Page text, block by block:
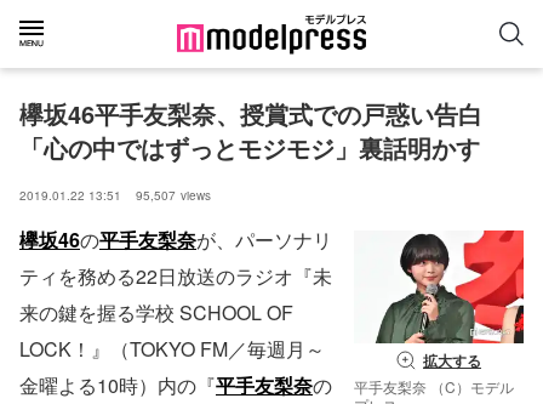
欅坂46平手友梨奈、授賞式での戸惑い告白
「心の中ではずっとモジモジ」裏話明かす
2019.01.22 13:51 95,507 views
拡大する
平手友梨奈 （C）モデル
欅坂46の平手友梨奈が、パーソナリ
ティを務める22日放送のラジオ『未
来の鍵を握る学校 SCHOOL OF
LOCK！』（TOKYO FM／毎週月～
金曜よる10時）内の『平手友梨奈の